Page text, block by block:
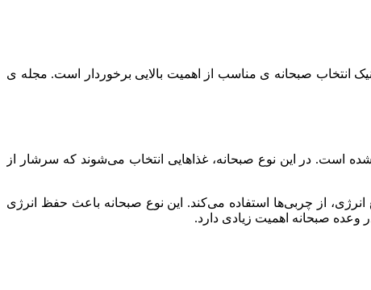
انتخاب صبحانه ی مناسب از اهمیت بالایی برخوردار است. مجله ی
است. در این نوع صبحانه، غذاهایی انتخاب می‌شوند که سرشار از
از چربی‌ها استفاده می‌کند. این نوع صبحانه باعث حفظ انرژی
وعده صبحانه اهمیت زیادی دارد.